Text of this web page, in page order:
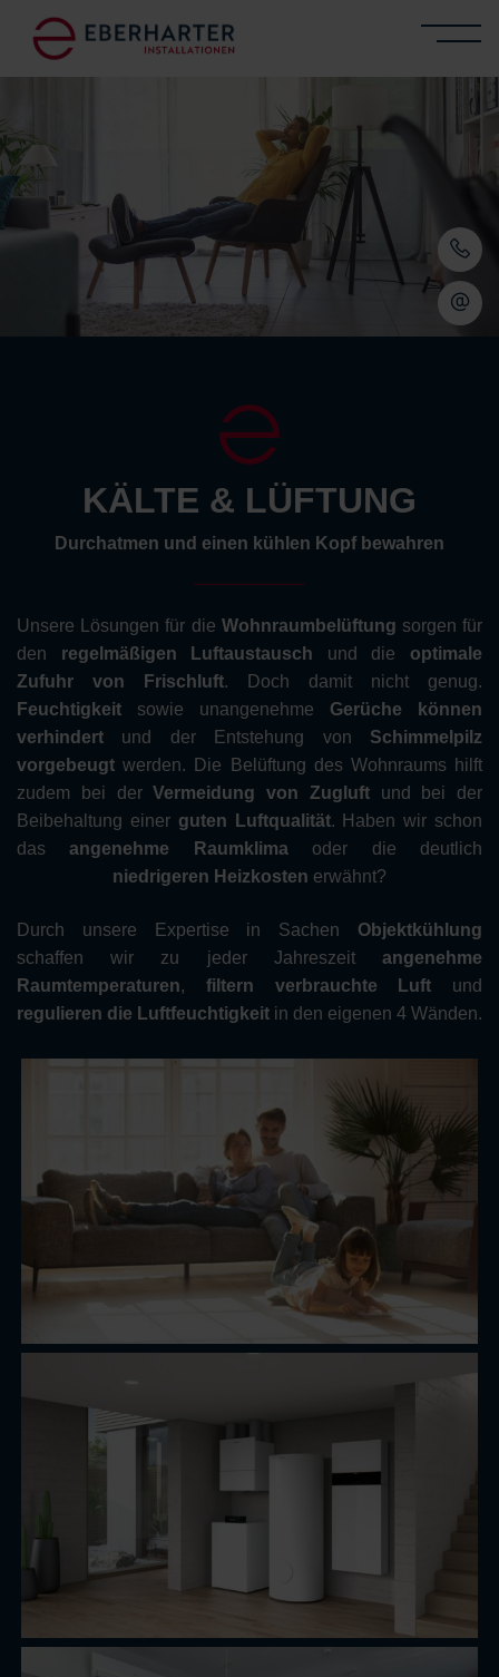
KÄLTE & LÜFTUNG
Durchatmen und einen kühlen Kopf bewahren
Unsere Lösungen für die Wohnraumbelüftung sorgen für
den regelmäßigen Luftaustausch und die optimale
Zufuhr von Frischluft. Doch damit nicht genug.
Feuchtigkeit sowie unangenehme Gerüche
können
verhindert und der Entstehung von Schimmelpilz
vorgebeugt werden. Die Belüftung des Wohnraums hilft
zudem bei derVermeidung von Zugluft und bei der
Beibehaltung einer guten Luftqualität. Haben wir schon
dasangenehme Raumklimaoder die deutlich
niedrigeren Heizkosten erwähnt?
Durch unsere Expertise in Sachen Objektkühlung
schaffen wir zu jeder Jahreszeit angenehme
Raumtemperaturen, filtern verbrauchte Luft und
regulieren die Luftfeuchtigkeit in den eigenen 4 Wänden.